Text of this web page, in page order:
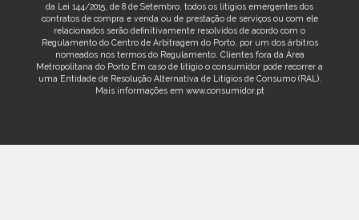
da Lei 144/2015, de 8 de Setembro, todos os litígios emergentes dos
contratos de compra e venda ou de prestação de serviços ou com ele
relacionados serão definitivamente resolvidos de acordo com o
Regulamento do Centro de Arbitragem do Porto, por um dos árbitros
nomeados nos termos do Regulamento. Clientes fora da Área
Metropolitana do Porto Em caso de litígio o consumidor pode recorrer a
uma Entidade de Resolução Alternativa de Litígios de Consumo (RAL).
Mais informações em www.consumidor.pt